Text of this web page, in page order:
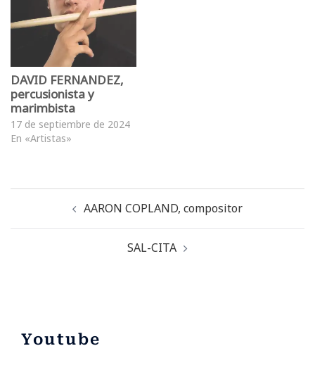
DAVID FERNANDEZ,
percusionista y
marimbista
17 de septiembre de 2024
En «Artistas»
AARON COPLAND, compositor
SAL-CITA
Youtube